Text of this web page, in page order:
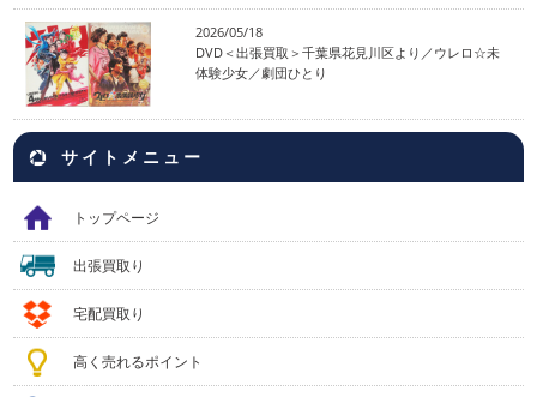
2026/05/18
DVD＜出張買取＞千葉県花見川区より／ウレロ☆未
体験少女／劇団ひとり
サイトメニュー
トップページ
出張買取り
宅配買取り
高く売れるポイント